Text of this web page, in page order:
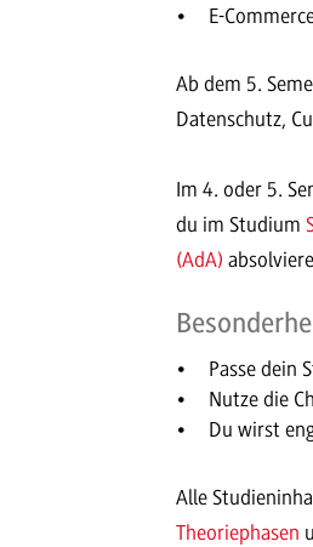
E-
Ab dem 5.
Datenschutz,
Im 4. oder 5.
du im Studium
(AdA)
Passe dein
Nutze die
Du wirst
Alle
Theoriephasen